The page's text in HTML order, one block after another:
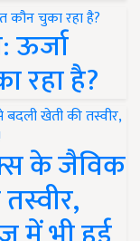
ऊर्जा
रहा है?
के जैविक